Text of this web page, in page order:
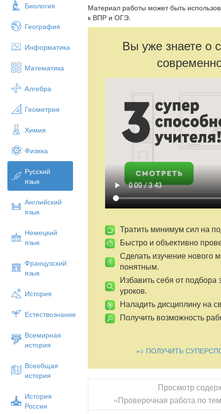
Биология
География
Информатика
Математика
Алгебра
Геометрия
Химия
Физика
Русский
язык
Английский
язык
Немецкий
язык
Французский
язык
История
Естествознание
Всемирная
история
Всеобщая
история
История
России
Материал работы может быть
к ВПР и ОГЭ.
Вы уже знаете о
Тратить минимум сил на
Быстро и объективно
Сделать изучение нового
понятным.
Избавить себя от подбора
уроков.
Наладить дисциплину на
Получить возможность
=> ПОЛУЧИТЬ
Просмотр
«Проверочная работа по